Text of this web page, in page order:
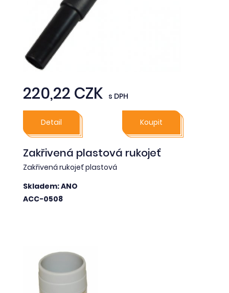
220,22 CZK s DPH
Detail Koupit
Zakřivená plastová rukojeť
Zakřivená rukojeť plastová
Skladem: ANO
ACC-0508